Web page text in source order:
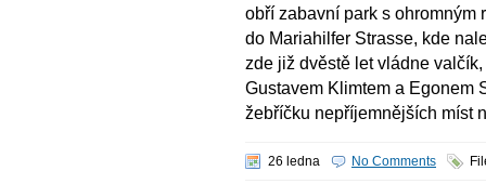
obří zabavní park s ohromným
do Mariahilfer Strasse, kde
zde již dvěstě let vládne
Gustavem Klimtem a Egonem
žebříčku nepříjemnějších míst
26 ledna No Comments